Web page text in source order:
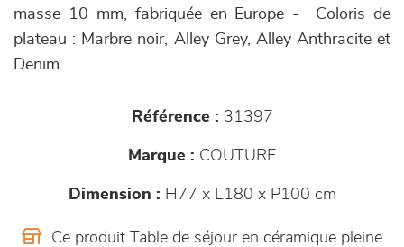
masse 10 mm, fabriquée en Europe - Coloris de
plateau : Marbre noir, Alley Grey, Alley Anthracite et
Denim.
Référence : 31397
Marque : COUTURE
Dimension : H77 x L180 x P100 cm
Ce produit Table de séjour en céramique pleine